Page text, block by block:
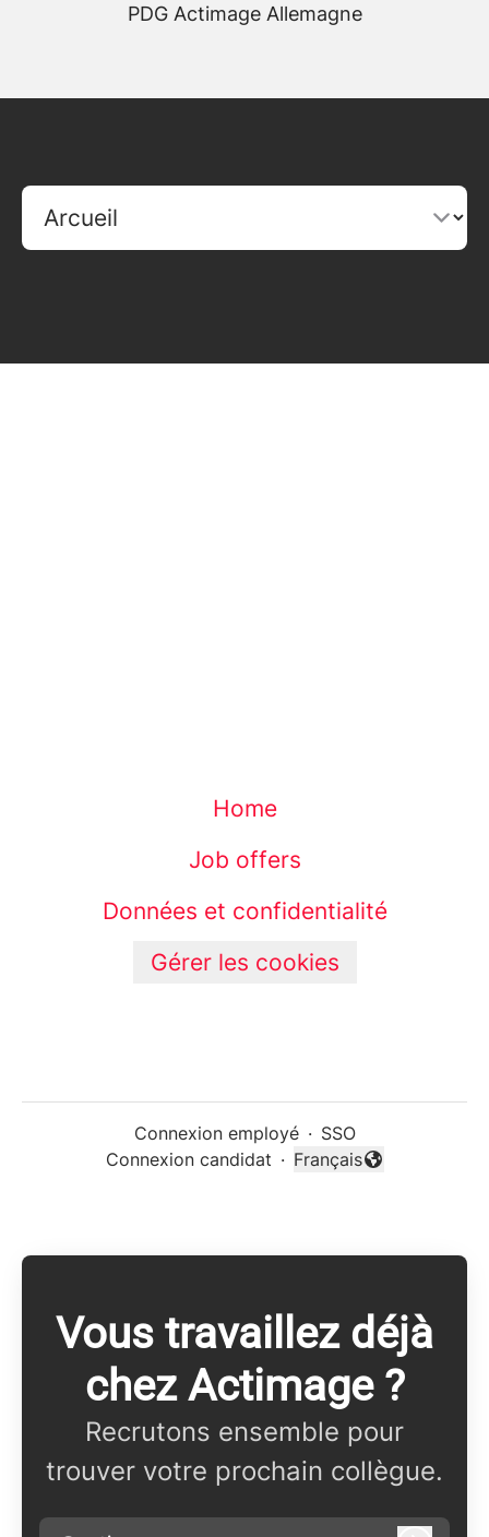
PDG Actimage Allemagne
Home
Job offers
Données et confidentialité
Gérer les cookies
Connexion employé · SSO
Connexion candidat ·
Changer la langue
Français
Vous travaillez déjà
chez Actimage ?
Recrutons ensemble pour
trouver votre prochain collègue.